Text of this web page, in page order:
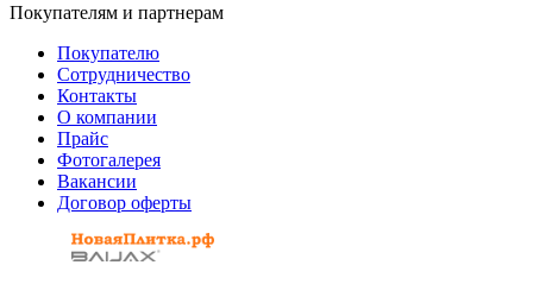
Покупателям и партнерам
Покупателю
Сотрудничество
Контакты
О компании
Прайс
Фотогалерея
Вакансии
Договор оферты